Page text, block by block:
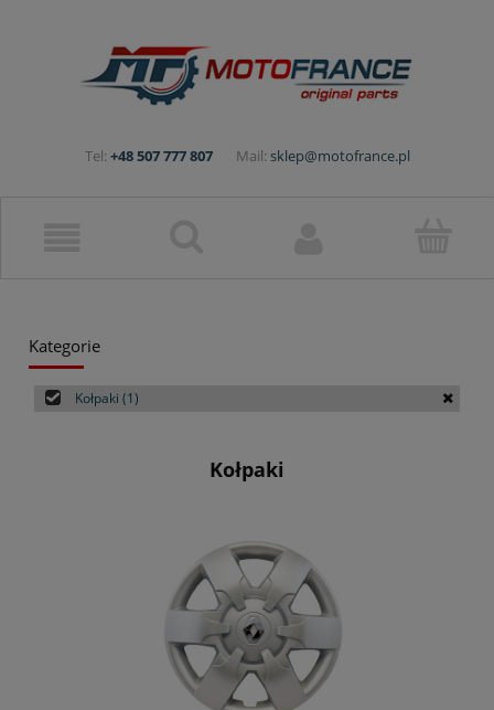
Tel: +48 507 777 807 Mail: sklep@motofrance.pl
Kategorie
Kołpaki (1)
Kołpaki